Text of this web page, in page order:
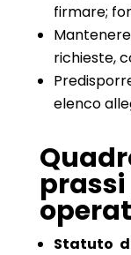
firmare;
richieste,
elenco
Statuto